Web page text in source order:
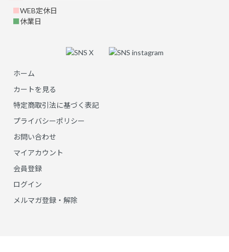
■WEB定休日
■休業日
ホーム
カートを見る
特定商取引法に基づく表記
プライバシーポリシー
お問い合わせ
マイアカウント
会員登録
ログイン
メルマガ登録・解除